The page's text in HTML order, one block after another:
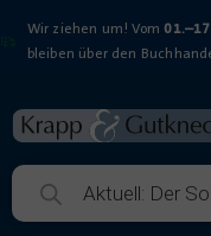
Wir ziehen um! Vom
bleiben über den